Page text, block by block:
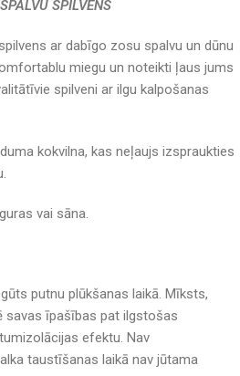
SPILVENS
ar dabīgo zosu spalvu un dūnu
miegu un noteikti ļaus jums
spilveni ar ilgu kalpošanas
kokvilna, kas neļaujs izspraukties
vai sāna.
putnu plūkšanas laikā. Mīksts,
savas īpašības pat ilgstošas
efektu. Nav
taustīšanas laikā nav jūtama